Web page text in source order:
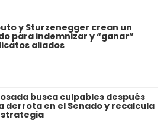
y Sturzenegger crean un
para indemnizar y “ganar”
aliados
busca culpables después
derrota en el Senado y recalcula